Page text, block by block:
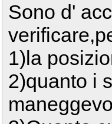
Sono d'
1)la
2)quanto i